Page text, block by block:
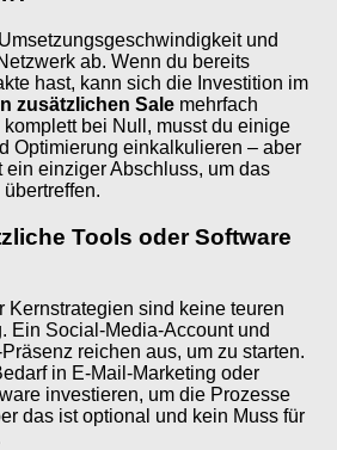
und
ab. Wenn du bereits
hast, kann sich die Investition im
zusätzlichen Sale mehrfach
bei Null, musst du einige
Optimierung einkalkulieren – aber
ein einziger Abschluss, um das
Tools oder Software
Kernstrategien sind keine teuren
Ein Social-Media-Account und
reichen aus, um zu starten.
in E-Mail-Marketing oder
investieren, um die Prozesse
das ist optional und kein Muss für